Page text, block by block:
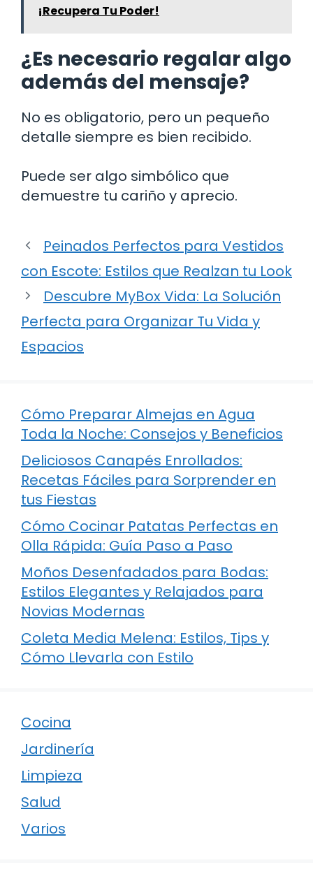
¡Recupera Tu Poder!
¿Es necesario regalar algo
además del mensaje?
No es obligatorio, pero un pequeño
detalle siempre es bien recibido.
Puede ser algo simbólico que
demuestre tu cariño y aprecio.
Peinados Perfectos para Vestidos
con Escote: Estilos que Realzan tu Look
Descubre MyBox Vida: La Solución
Perfecta para Organizar Tu Vida y
Espacios
Cómo Preparar Almejas en Agua
Toda la Noche: Consejos y Beneficios
Deliciosos Canapés Enrollados:
Recetas Fáciles para Sorprender en
tus Fiestas
Cómo Cocinar Patatas Perfectas en
Olla Rápida: Guía Paso a Paso
Moños Desenfadados para Bodas:
Estilos Elegantes y Relajados para
Novias Modernas
Coleta Media Melena: Estilos, Tips y
Cómo Llevarla con Estilo
Cocina
Jardinería
Limpieza
Salud
Varios